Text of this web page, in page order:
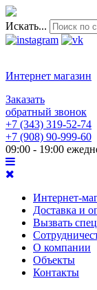
Искать...
Интернет магазин
Заказать
обратный звонок
+7 (343) 319-52-74
+7 (908) 90-999-60
09:00 - 19:00
Интернет-
Доставка и
Вызвать
О компании
Объекты
Контакты